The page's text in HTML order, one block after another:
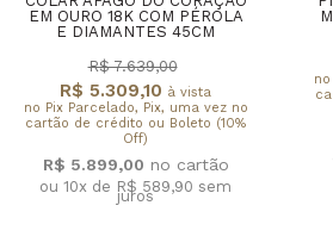
EM OURO 18K COM PÉROLA
E DIAMANTES 45CM
R$ 5.309,10 à vista
no Pix Parcelado, Pix, uma vez no
cartão de crédito ou Boleto (10%
Off)
R$ 7.639,00
R$ 5.899,00
ou 10x de R$ 589,90 sem
juros